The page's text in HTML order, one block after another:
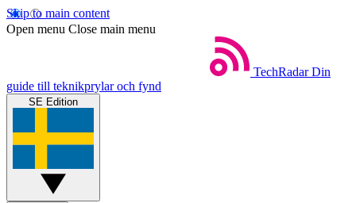
Skip to main content
Open menu Close main menu
TechRadar Din
guide till teknikprylar och fynd
SE Edition